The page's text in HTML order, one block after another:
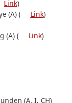
Link)
(A) ( Link)
(A) ( Link)
(A, I, CH)